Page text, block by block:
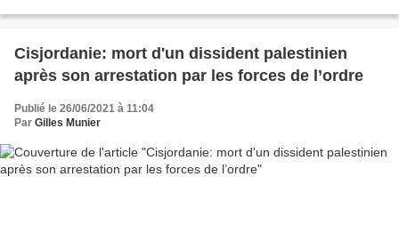
Cisjordanie: mort d'un dissident palestinien
après son arrestation par les forces de l’ordre
Publié le 26/06/2021 à 11:04
Par Gilles Munier